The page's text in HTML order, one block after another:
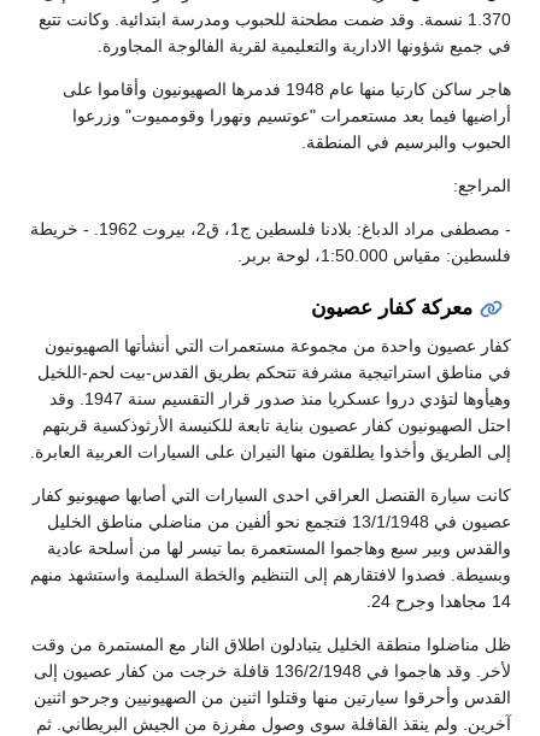
1.370 نسمة. وقد ضمت مطحنة للحبوب ومدرسة ابتدائية. وكانت تتبع
في جميع شؤونها الادارية والتعليمية لقرية الفالوجة المجاورة.
هاجر ساكن كارتيا منها عام 1948 فدمرها الصهيونيون وأقاموا على
أراضيها فيما بعد مستعمرات "عوتسيم ونهورا وقومميوت" وزرعوا
الحبوب والبرسيم في المنطقة.
المراجع:
- مصطفى مراد الدباغ: بلادنا فلسطين ج1، ق2، بيروت 1962. - خريطة
فلسطين: مقياس 1:50.000، لوحة بربر.
معركة كفار عصيون
كفار عصيون واحدة من مجموعة مستعمرات التي أنشأتها الصهيونيون
في مناطق استراتيجية مشرفة تتحكم بطريق القدس-بيت لحم-اللخيل
وهيأوها لتؤدي دروا عسكريا منذ صدور قرار التقسيم سنة 1947. وقد
احتل الصهيونيون كفار عصيون بناية تابعة للكنيسة الأرثوذكسية قربتهم
إلى الطريق وأخذوا يطلقون منها النيران على السيارات العربية العابرة.
كانت سيارة القنصل العراقي احدى السيارات التي أصابها صهيونيو كفار
عصيون في 13/1/1948 فتجمع نحو ألفين من مناضلي مناطق الخليل
والقدس وبير سبع وهاجموا المستعمرة بما تيسر لها من أسلحة عادية
وبسيطة. فصدوا لافتقارهم إلى التنظيم والخطة السليمة واستشهد منهم
14 مجاهدا وجرح 24.
ظل مناضلوا منطقة الخليل يتبادلون اطلاق النار مع المستمرة من وقت
لأخر. وقد هاجموا في 136/2/1948 قافلة خرجت من كفار عصيون إلى
القدس وأحرقوا سيارتين منها وقتلوا اثنين من الصهيونيين وجرحو اثنين
آخرين. ولم ينقذ القافلة سوى وصول مفرزة من الجيش البريطاني. ثم